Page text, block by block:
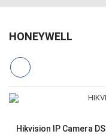
HONEYWELL
Hikvision IP Camera